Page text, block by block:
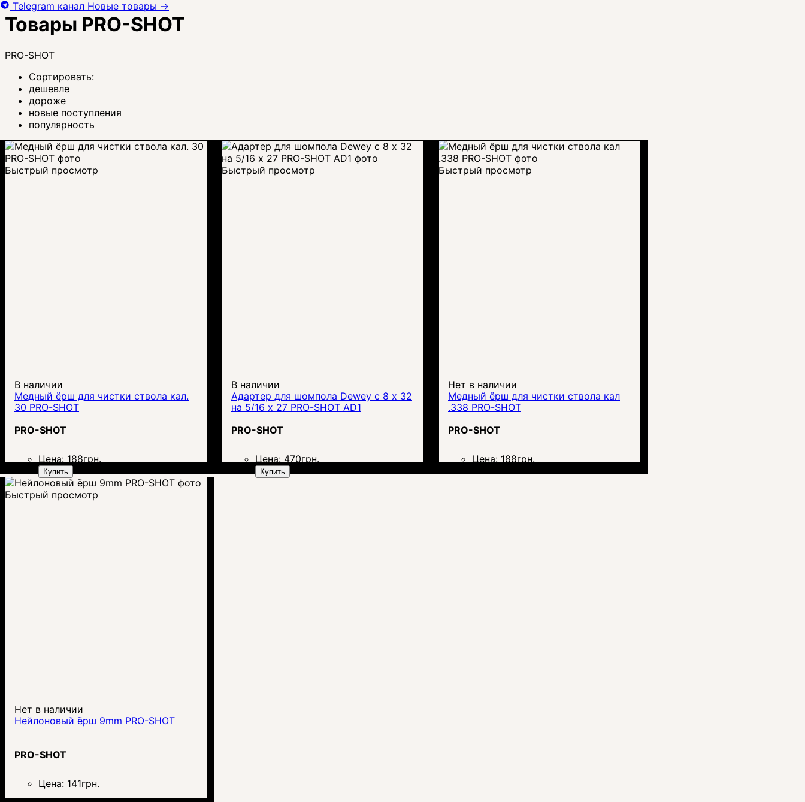
Товары PRO-SHOT
PRO-SHOT
Сортировать:
дешевле
дороже
новые поступления
популярность
Быстрый просмотр
В наличии
Медный ёрш для чистки ствола кал.
30 PRO-SHOT
PRO-SHOT
Цена: 188грн.
Купить
Быстрый просмотр
В наличии
Адартер для шомпола Dewey с 8 x 32
на 5/16 x 27 PRO-SHOT AD1
PRO-SHOT
Цена: 470грн.
Купить
Быстрый просмотр
Нет в наличии
Медный ёрш для чистки ствола кал
.338 PRO-SHOT
PRO-SHOT
Цена: 188грн.
Быстрый просмотр
Нет в наличии
Нейлоновый ёрш 9mm PRO-SHOT
PRO-SHOT
Цена: 141грн.
Telegram канал Новые товары →